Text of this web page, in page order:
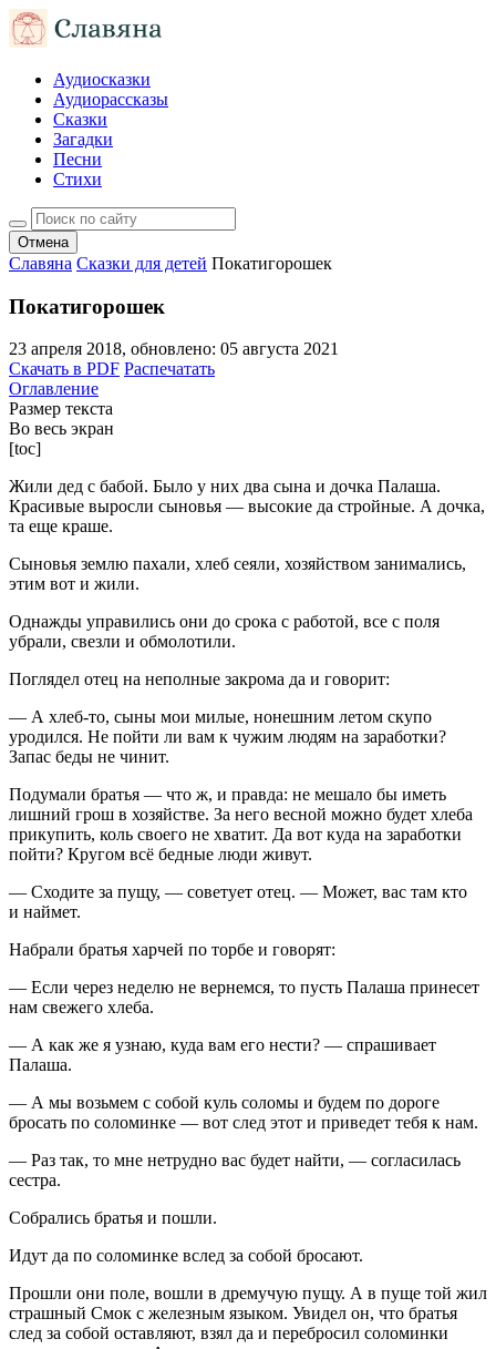
Аудиосказки
Аудиорассказы
Сказки
Загадки
Песни
Стихи
Отмена
Славяна Сказки для детей Покатигорошек
Покатигорошек
23 апреля 2018, обновлено: 05 августа 2021
Скачать в PDF Распечатать
Оглавление
Размер текста
Во весь экран
[toc]
Жили дед с бабой. Было у них два сына и дочка Палаша.
Красивые выросли сыновья — высокие да стройные. А дочка,
та еще краше.
Сыновья землю пахали, хлеб сеяли, хозяйством занимались,
этим вот и жили.
Однажды управились они до срока с работой, все с поля
убрали, свезли и обмолотили.
Поглядел отец на неполные закрома да и говорит:
— А хлеб-то, сыны мои милые, нонешним летом скупо
уродился. Не пойти ли вам к чужим людям на заработки?
Запас беды не чинит.
Подумали братья — что ж, и правда: не мешало бы иметь
лишний грош в хозяйстве. За него весной можно будет хлеба
прикупить, коль своего не хватит. Да вот куда на заработки
пойти? Кругом всё бедные люди живут.
— Сходите за пущу, — советует отец. — Может, вас там кто
и наймет.
Набрали братья харчей по торбе и говорят:
— Если через неделю не вернемся, то пусть Палаша принесет
нам свежего хлеба.
— А как же я узнаю, куда вам его нести? — спрашивает
Палаша.
— А мы возьмем с собой куль соломы и будем по дороге
бросать по соломинке — вот след этот и приведет тебя к нам.
— Раз так, то мне нетрудно вас будет найти, — согласилась
сестра.
Собрались братья и пошли.
Идут да по соломинке вслед за собой бросают.
Прошли они поле, вошли в дремучую пущу. А в пуще той жил
страшный Смок с железным языком. Увидел он, что братья
след за собой оставляют, взял да и перебросил соломинки